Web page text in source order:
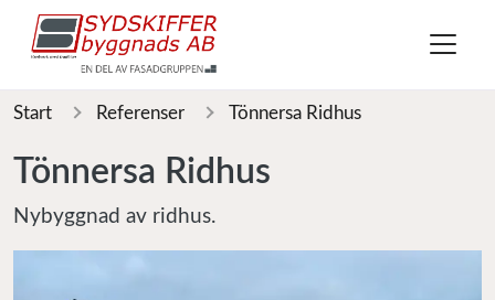
Start Referenser Tönnersa Ridhus
Tönnersa Ridhus
Nybyggnad av ridhus.